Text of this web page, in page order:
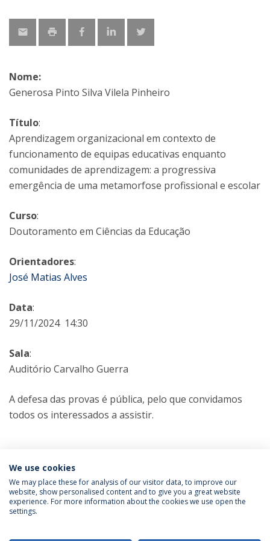
Nome:
Generosa Pinto Silva Vilela Pinheiro
Título:
Aprendizagem organizacional em contexto de
funcionamento de equipas educativas enquanto
comunidades de aprendizagem: a progressiva
emergência de uma metamorfose profissional e escolar
Curso:
Doutoramento em Ciências da Educação
Orientadores:
José Matias Alves
Data:
29/11/2024 14:30
Sala:
Auditório Carvalho Guerra
A defesa das provas é pública, pelo que convidamos
todos os interessados a assistir.
Doutoramento em Ciências da Educação
Política de Privacidade
Termos & Condições
We use cookies
We may place these for analysis of our visitor data, to improve our
website, show personalised content and to give you a great website
experience. For more information about the cookies we use open the
settings.